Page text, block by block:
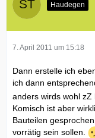
Haudegen
7. April 2011 um 15:18
Dann erstelle ich
ich dann
anders wirds wohl zZ
Komisch ist aber
Bauteilen
vorrätig sein sollen.